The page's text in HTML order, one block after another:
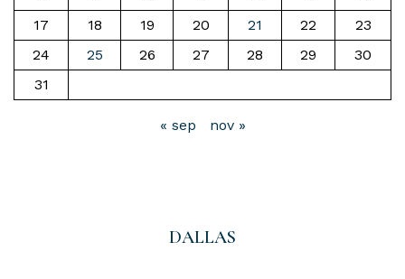
17
18 19 20 21 22
23
24
25 26 27 28 29
30
31
« sep nov »
DALLAS